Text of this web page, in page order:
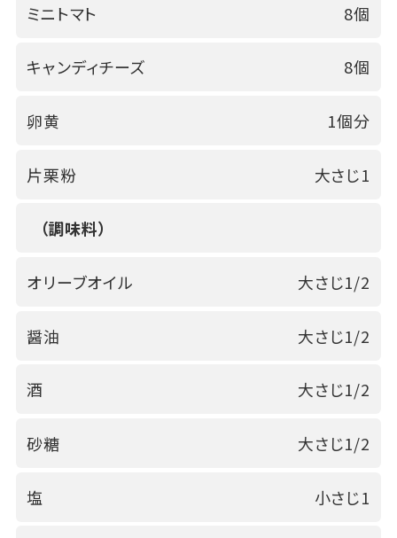
ミニトマト 8個
キャンディチーズ 8個
卵黄 1個分
片栗粉 大さじ1
（調味料）
オリーブオイル 大さじ1/2
醤油 大さじ1/2
酒 大さじ1/2
砂糖 大さじ1/2
塩 小さじ1